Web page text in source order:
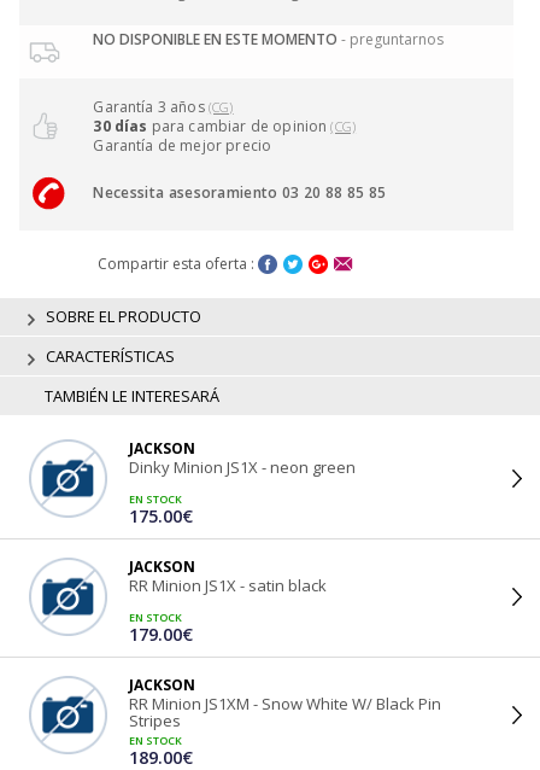
NO DISPONIBLE EN ESTE MOMENTO - preguntarnos
Garantía 3 años (CG)
30 días para cambiar de opinion(CG)
Garantía de mejor precio
Necessita asesoramiento 03 20 88 85 85
Compartir esta oferta :
SOBRE EL PRODUCTO
CARACTERÍSTICAS
TAMBIÉN LE INTERESARÁ
JACKSON
Dinky Minion JS1X - neon green
EN STOCK
175.00€
JACKSON
RR Minion JS1X - satin black
EN STOCK
179.00€
JACKSON
RR Minion JS1XM - Snow White W/ Black Pin
Stripes
EN STOCK
189.00€